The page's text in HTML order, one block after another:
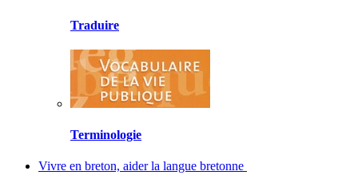
Traduire
Terminologie
Vivre en breton, aider la langue bretonne